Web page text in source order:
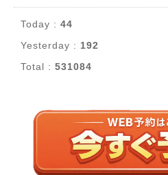
Today : 44
Yesterday : 192
Total : 531084